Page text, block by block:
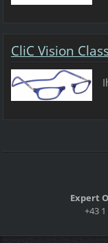
CliC Vision
Expert
+43